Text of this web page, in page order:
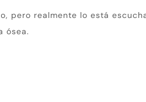
pero realmente lo está
ósea.